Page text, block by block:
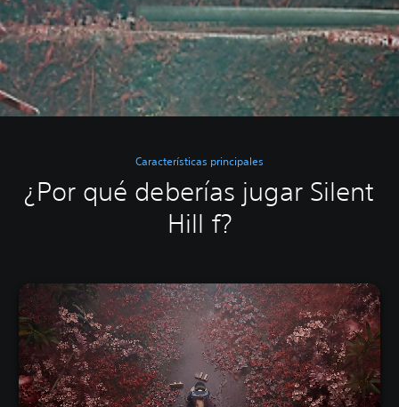
Características principales
¿Por qué deberías jugar Silent
Hill f?